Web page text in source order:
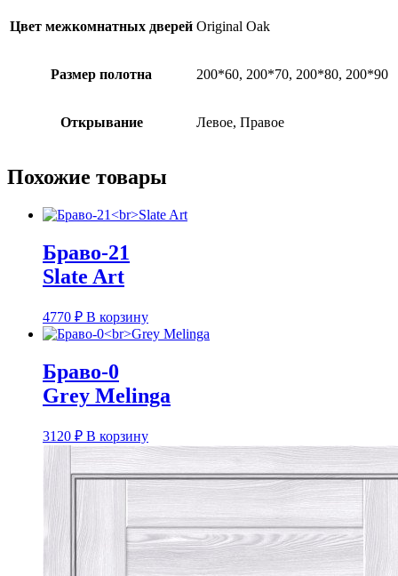
Цвет межкомнатных дверей Original Oak
Размер полотна 200*60, 200*70, 200*80, 200*90
Открывание Левое, Правое
Похожие товары
Браво-21
Slate Art
4770 ₽ В корзину
Браво-0
Grey Melinga
3120 ₽ В корзину